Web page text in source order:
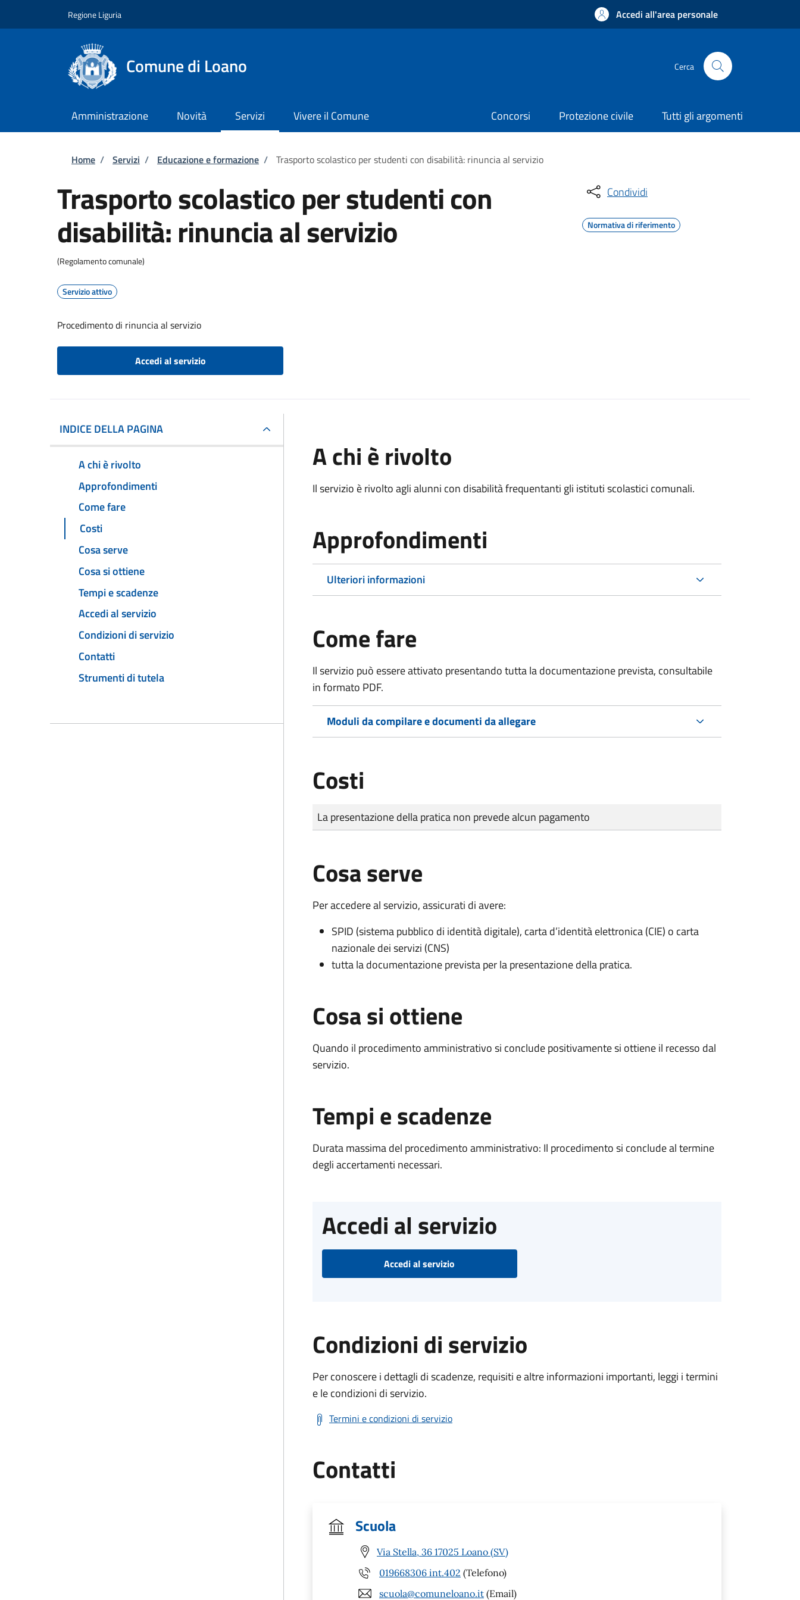
Regione Liguria Accedi all'area personale
Comune di Loano Cerca
Amministrazione Novità Servizi Vivere il Comune Concorsi Protezione civile Tutti gli argomenti
Briciole di pane
Home / Servizi / Educazione e formazione / Trasporto scolastico per studenti con disabilità: rinuncia al servizio
Trasporto scolastico per studenti con
disabilità: rinuncia al servizio
(Regolamento comunale)
Servizio attivo
Procedimento di rinuncia al servizio
Accedi al servizio
Condividi
Normativa di riferimento
INDICE DELLA PAGINA
A chi è rivolto
Approfondimenti
Come fare
Costi
Cosa serve
Cosa si ottiene
Tempi e scadenze
Accedi al servizio
Condizioni di servizio
Contatti
Strumenti di tutela
A chi è rivolto
Il servizio è rivolto agli alunni con disabilità frequentanti gli istituti scolastici comunali.
Approfondimenti
Ulteriori informazioni
Come fare
Il servizio può essere attivato presentando tutta la documentazione prevista, consultabile
in formato PDF.
Moduli da compilare e documenti da allegare
Costi
Tipo di pagamento
Importo
La presentazione della pratica non prevede alcun pagamento
Cosa serve
Per accedere al servizio, assicurati di avere:
SPID (sistema pubblico di identità digitale), carta d’identità elettronica (CIE) o carta
nazionale dei servizi (CNS)
tutta la documentazione prevista per la presentazione della pratica.
Cosa si ottiene
Quando il procedimento amministrativo si conclude positivamente si ottiene il recesso dal
servizio.
Tempi e scadenze
Durata massima del procedimento amministrativo: Il procedimento si conclude al termine
degli accertamenti necessari.
Accedi al servizio
Accedi al servizio
Condizioni di servizio
Per conoscere i dettagli di scadenze, requisiti e altre informazioni importanti, leggi i termini
e le condizioni di servizio.
Termini e condizioni di servizio
Contatti
Scuola
Via Stella, 36 17025 Loano (SV)
019668306 int.402 (Telefono)
scuola@comuneloano.it (Email)